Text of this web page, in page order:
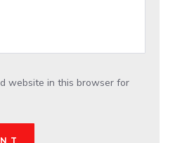
website in this browser for